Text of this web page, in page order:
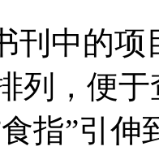
刊中的
列，便
指”引